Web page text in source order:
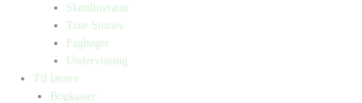
Skønlitteratur
True Stories
Fagbøger
Undervisning
Til lærere
Bogkasser